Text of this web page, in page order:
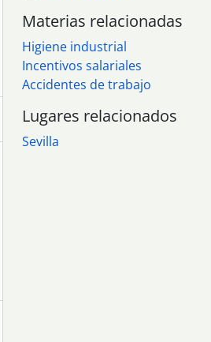
Materias relacionadas
Higiene industrial
Incentivos salariales
Accidentes de trabajo
Lugares relacionados
Sevilla